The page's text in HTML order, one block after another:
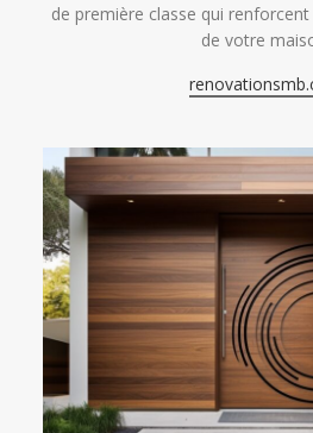
de première classe qui
de votre